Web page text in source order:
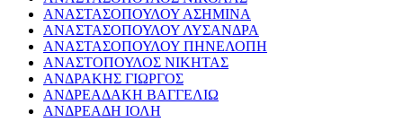
ΑΝΑΣΤΑΣΟΠΟΥΛΟΥ ΑΣΗΜΙΝΑ
ΑΝΑΣΤΑΣΟΠΟΥΛΟΥ ΛΥΣΑΝΔΡΑ
ΑΝΑΣΤΑΣΟΠΟΥΛΟΥ ΠΗΝΕΛΟΠΗ
ΑΝΑΣΤΟΠΟΥΛΟΣ ΝΙΚΗΤΑΣ
ΑΝΔΡΑΚΗΣ ΓΙΩΡΓΟΣ
ΑΝΔΡΕΑΔΑΚΗ ΒΑΓΓΕΛΙΩ
ΑΝΔΡΕΑΔΗ ΙΟΛΗ